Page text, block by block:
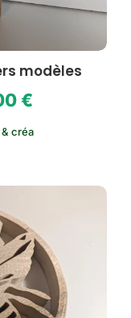
modèles
€
créa